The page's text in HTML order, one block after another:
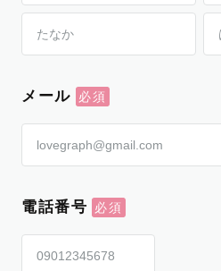
メール
電話番号